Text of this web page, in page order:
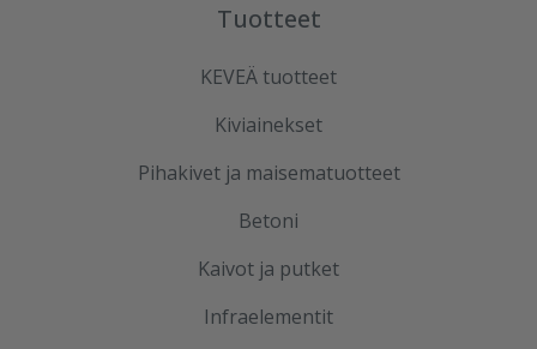
Tuotteet
KEVEÄ tuotteet
Kiviainekset
Pihakivet ja maisematuotteet
Betoni
Kaivot ja putket
Infraelementit